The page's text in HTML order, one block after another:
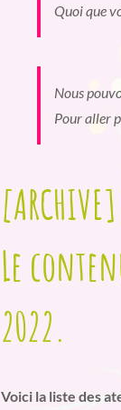
Quoi que
Nous
Pour aller
Le
2022.
Voici la liste des